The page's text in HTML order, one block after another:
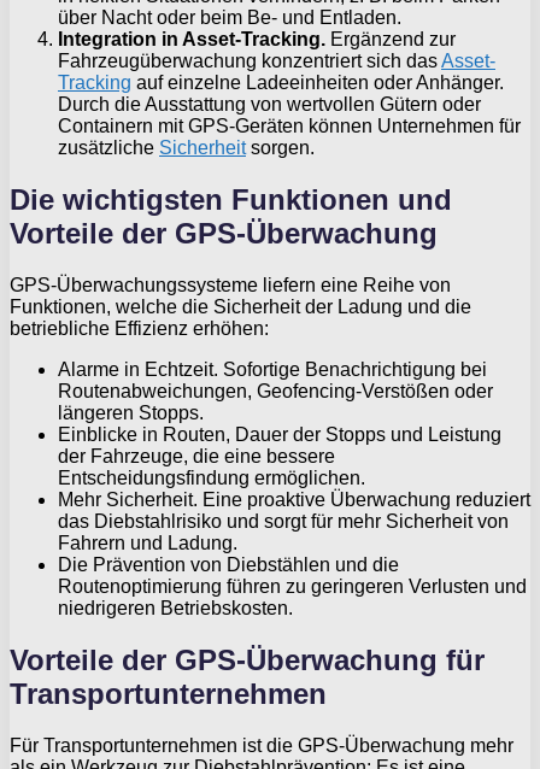
über Nacht oder beim Be- und Entladen.
Integration in Asset-Tracking. Ergänzend zur
Fahrzeugüberwachung konzentriert sich dasAsset-
Tracking auf einzelne Ladeeinheiten oder Anhänger.
Durch die Ausstattung von wertvollen Gütern oder
Containern mit GPS-Geräten können Unternehmen für
zusätzliche Sicherheitsorgen.
Die wichtigsten Funktionen und
Vorteile der GPS-Überwachung
GPS-Überwachungssysteme liefern eine Reihe von
Funktionen, welche die Sicherheit der Ladung und die
betriebliche Effizienz erhöhen:
Alarme in Echtzeit. Sofortige Benachrichtigung bei
Routenabweichungen, Geofencing-Verstößen oder
längeren Stopps.
Einblicke in Routen, Dauer der Stopps und Leistung
der Fahrzeuge, die eine bessere
Entscheidungsfindung ermöglichen.
Mehr Sicherheit. Eine proaktive Überwachung reduziert
das Diebstahlrisiko und sorgt für mehr Sicherheit von
Fahrern und Ladung.
Die Prävention von Diebstählen und die
Routenoptimierung führen zu geringeren Verlusten und
niedrigeren Betriebskosten.
Vorteile der GPS-Überwachung für
Transportunternehmen
Für Transportunternehmen ist die GPS-Überwachung mehr